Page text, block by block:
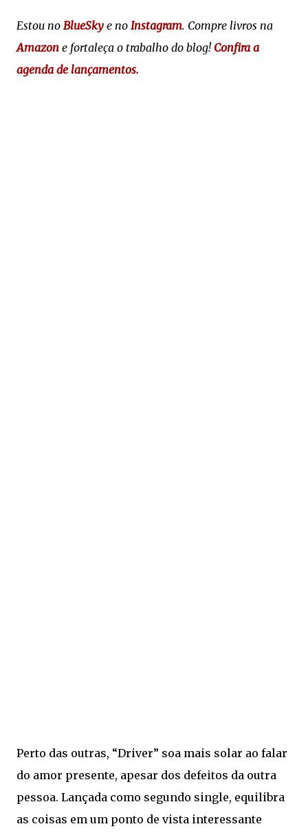
Estou no BlueSky e no Instagram. Compre livros na
Amazon e fortaleça o trabalho do blog! Confira a
agenda de lançamentos.
Perto das outras, “Driver” soa mais solar ao falar
do amor presente, apesar dos defeitos da outra
pessoa. Lançada como segundo single, equilibra
as coisas em um ponto de vista interessante